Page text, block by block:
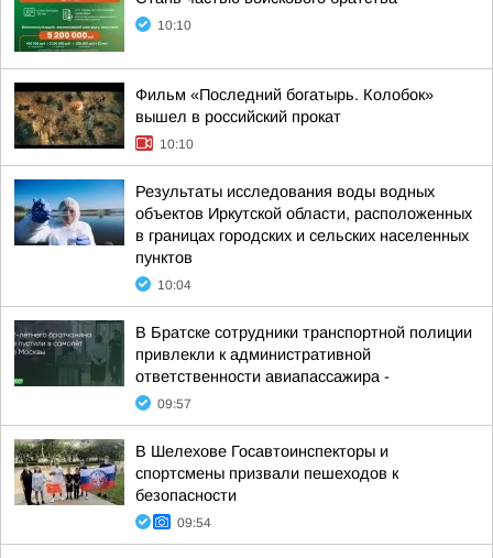
10:10
Фильм «Последний богатырь. Колобок»
вышел в российский прокат
10:10
Результаты исследования воды водных
объектов Иркутской области, расположенных
в границах городских и сельских населенных
пунктов
10:04
В Братске сотрудники транспортной полиции
привлекли к административной
ответственности авиапассажира -
09:57
В Шелехове Госавтоинспекторы и
спортсмены призвали пешеходов к
безопасности
09:54